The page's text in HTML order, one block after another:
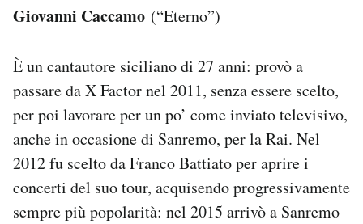
Giovanni Caccamo (“Eterno”)
È un cantautore siciliano di 27 anni: provò a
passare da X Factor nel 2011, senza essere scelto,
per poi lavorare per un po’ come inviato televisivo,
anche in occasione di Sanremo, per la Rai. Nel
2012 fu scelto da Franco Battiato per aprire i
concerti del suo tour, acquisendo progressivamente
sempre più popolarità: nel 2015 arrivò a Sanremo